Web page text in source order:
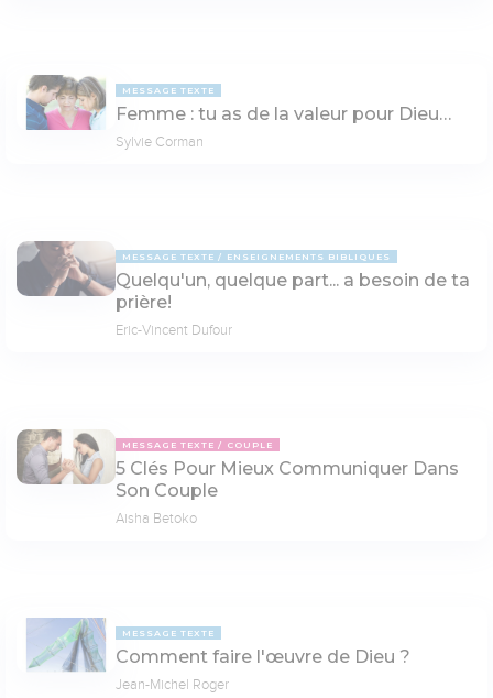
MESSAGE TEXTE
Femme : tu as de la valeur pour Dieu…
Sylvie Corman
MESSAGE TEXTE ENSEIGNEMENTS BIBLIQUES
Quelqu'un, quelque part... a besoin de ta
prière!
Eric-Vincent Dufour
MESSAGE TEXTE COUPLE
5 Clés Pour Mieux Communiquer Dans
Son Couple
Aisha Betoko
MESSAGE TEXTE
Comment faire l'œuvre de Dieu ?
Jean-Michel Roger